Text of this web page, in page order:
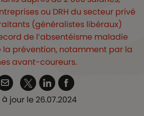
ou DRH du secteur privé
(généralistes libéraux)
de l’absentéisme maladie
la prévention, notamment par la
avant-coureurs.
à jour le 26.07.2024
Twitter
LinkedinFacebook